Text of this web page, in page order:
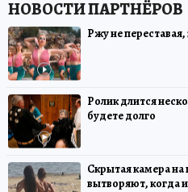
Ржу не
Ролик длится
будете долго
Скрытая камера
вытворяют, когда